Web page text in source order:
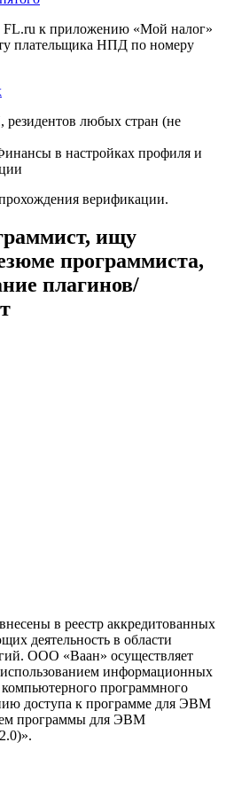
FL.ru к приложению «Мой налог»
плательщика НПД по номеру
любых стран (не
в настройках профиля и
верификации.
ищу
программиста,
плагинов/
в реестр аккредитованных
деятельность в области
ООО «Ваан» осуществляет
использованием информационных
компьютерного программного
доступа к программе для ЭВМ
программы для ЭВМ